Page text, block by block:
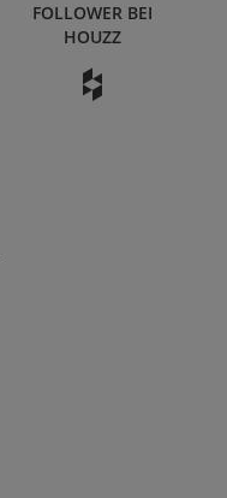
FOLLOWER BEI
HOUZZ